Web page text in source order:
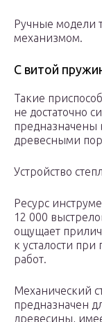
Ручные модели
механизмом.
С витой
Такие
не достаточно
предназначены
древесными
Устройство
Ресурс
12 000
ощущает
к усталости
работ.
Механический
предназначен
древесины,